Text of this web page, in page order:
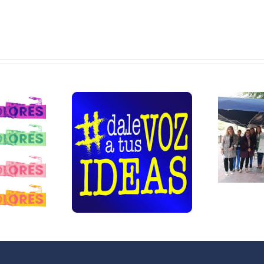
para
–
de
a de
y
Feria de la
Salud San
Cristóbal 2019
«La Receta
Social»